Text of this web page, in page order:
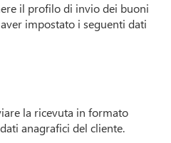
il profilo di invio dei buoni
impostato i seguenti dati
la ricevuta in formato
anagrafici del cliente.